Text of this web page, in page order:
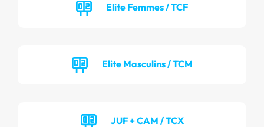
Elite Femmes / TCF
Elite Masculins / TCM
JUF + CAM / TCX